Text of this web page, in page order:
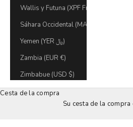
Wallis y Futuna (XPF Fr)
Yemen (YER ﷼)
Zambia (EUR €)
Zimbabue (USD $)
Cesta de la compra
Su cesta de la compra